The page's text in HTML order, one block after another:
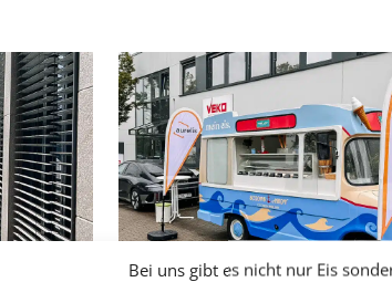
Bei uns gibt es nicht nur Eis